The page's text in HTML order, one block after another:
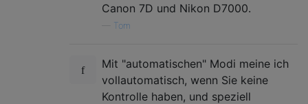
Canon 7D und Nikon D7000.
Tom
Mit "automatischen" Modi meine ich
vollautomatisch, wenn Sie keine
Kontrolle haben, und speziell